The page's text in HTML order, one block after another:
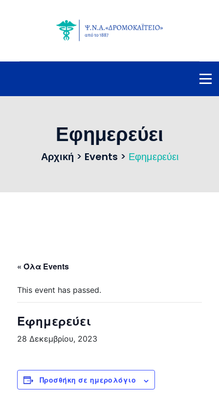
Εφημερεύει
Αρχική > Events > Εφημερεύει
« Όλα Events
This event has passed.
Εφημερεύει
28 Δεκεμβρίου, 2023
Προσθήκη σε ημερολόγιο